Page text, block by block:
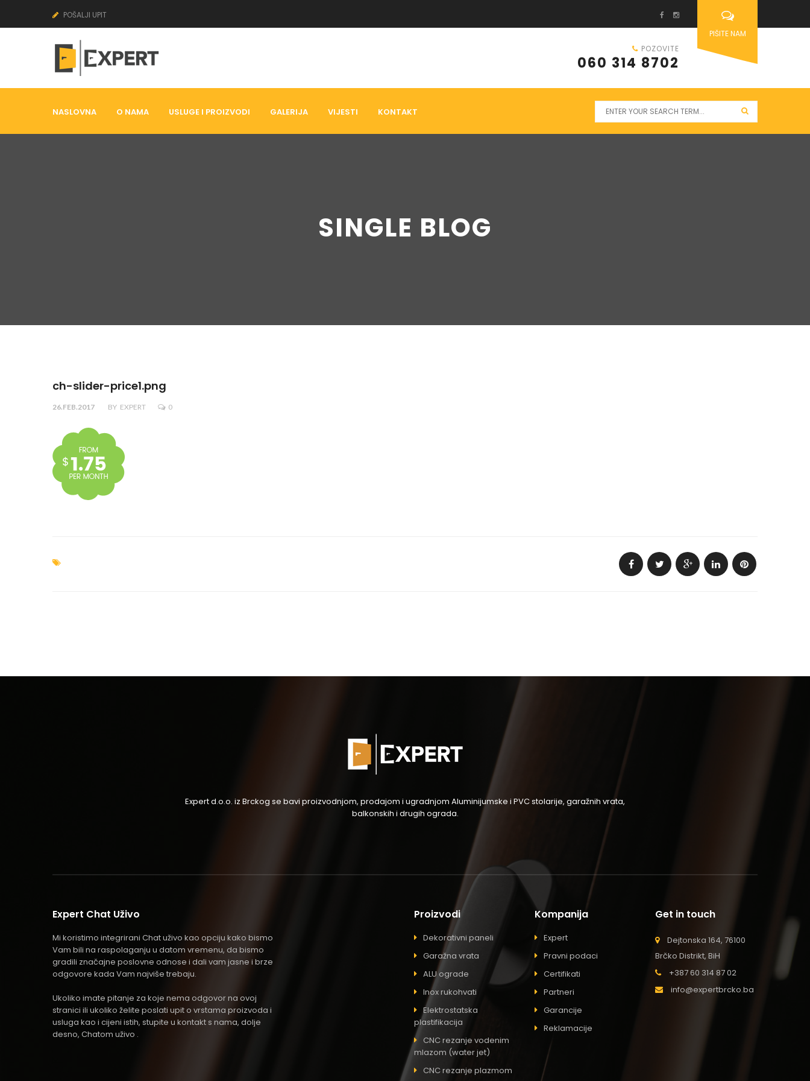
POŠALJI UPIT
POZOVITE
060 314 8702
PIŠITE NAM
NASLOVNA O NAMA USLUGE I PROIZVODI GALERIJA VIJESTI KONTAKT
SINGLE BLOG
ch-slider-price1.png
26.FEB.2017 BY EXPERT 0
Expert d.o.o. iz Brckog se bavi proizvodnjom, prodajom i ugradnjom Aluminijumske i PVC stolarije, garažnih vrata,
balkonskih i drugih ograda.
Expert Chat Uživo
Mi koristimo integrirani Chat uživo kao opciju kako bismo
Vam bili na raspolaganju u datom vremenu, da bismo
gradili značajne poslovne odnose i dali vam jasne i brze
odgovore kada Vam najviše trebaju.
Ukoliko imate pitanje za koje nema odgovor na ovoj
stranici ili ukoliko želite poslati upit o vrstama proizvoda i
usluga kao i cijeni istih, stupite u kontakt s nama, dolje
desno, Chatom uživo .
Proizvodi
Dekorativni paneli
Garažna vrata
ALU ograde
Inox rukohvati
Elektrostatska
plastifikacija
CNC rezanje vodenim
mlazom (water jet)
CNC rezanje plazmom
Kompanija
Expert
Pravni podaci
Certifikati
Partneri
Garancije
Reklamacije
Get in touch
Dejtonska 164, 76100
Brčko Distrikt, BiH
+387 60 314 87 02
info@expertbrcko.ba